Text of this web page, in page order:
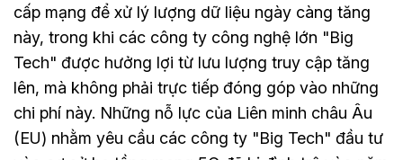
cấp mạng để xử lý lượng dữ liệu ngày càng tăng
này, trong khi các công ty công nghệ lớn "Big
Tech" được hưởng lợi từ lưu lượng truy cập tăng
lên, mà không phải trực tiếp đóng góp vào những
chi phí này. Những nỗ lực của Liên minh châu Âu
(EU) nhằm yêu cầu các công ty "Big Tech" đầu tư